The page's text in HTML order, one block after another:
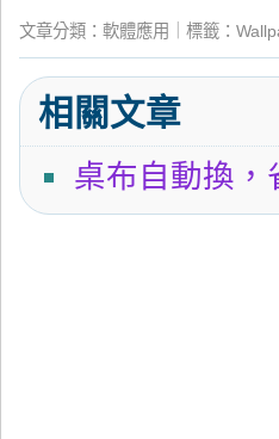
文章分類： 軟體應用 ｜標籤：
相關文章
桌布自動換，